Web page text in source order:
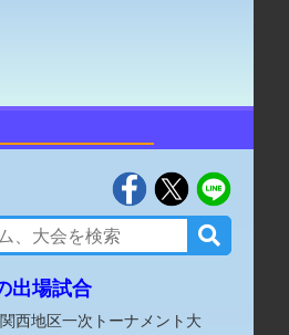
出場試合
西地区一次トーナメント大